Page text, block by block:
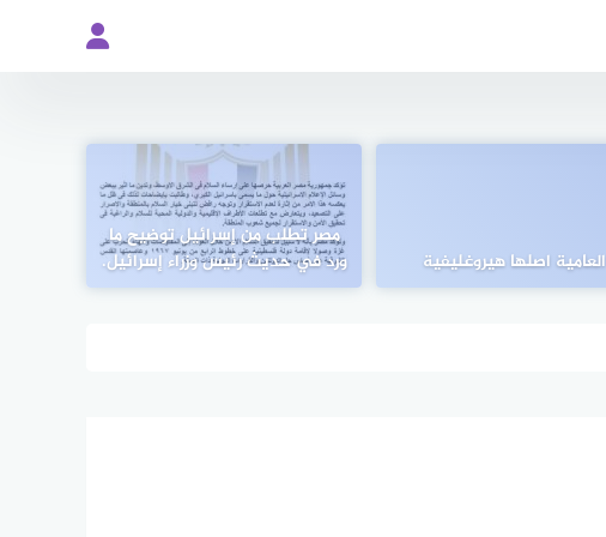
العامية اصلها هيروغليفية
مصر تطلب من إسرائيل توضيح ما
ورد في حديث رئيس وزراء إسرائيل.